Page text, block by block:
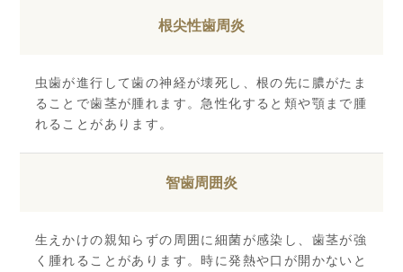
根尖性歯周炎
虫歯が進行して歯の神経が壊死し、根の先に膿がたま
ることで歯茎が腫れます。急性化すると頬や顎まで腫
れることがあります。
智歯周囲炎
生えかけの親知らずの周囲に細菌が感染し、歯茎が強
く腫れることがあります。時に発熱や口が開かないと